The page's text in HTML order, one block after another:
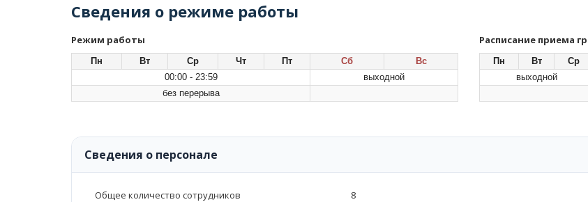
Сведения о режиме работы
Режим работы
Пн Вт Ср Чт Пт Сб
Вс
00:00 - 23:59
выходной
без перерыва
Расписание приема
Пн Вт Ср
выходной
Сведения о персонале
Общее количество сотрудников 8